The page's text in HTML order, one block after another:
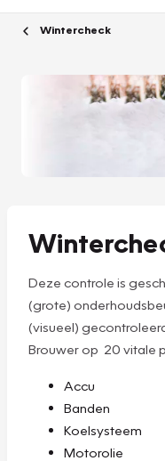
Wintercheck
Deze controle is
(grote)
(visueel)
Brouwer op 20 vitale
Accu
Banden
Koelsysteem
Motorolie